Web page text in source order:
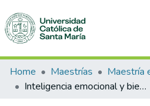
Communities & Collections
All of DSpace
Home Maestrías
Inteligencia emocional y bienestar en estudiantes de la Escuela Profesional de Educación de una universidad privada, Arequipa - 2021